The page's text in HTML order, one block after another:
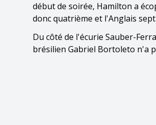
début de soirée, Hamilton a
donc quatrième et l'Anglais
Du côté de l'écurie Sauber-
brésilien Gabriel Bortoleto n'a